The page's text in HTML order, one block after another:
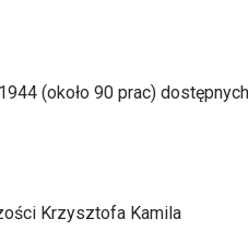
(około 90 prac)
Krzysztofa Kamila